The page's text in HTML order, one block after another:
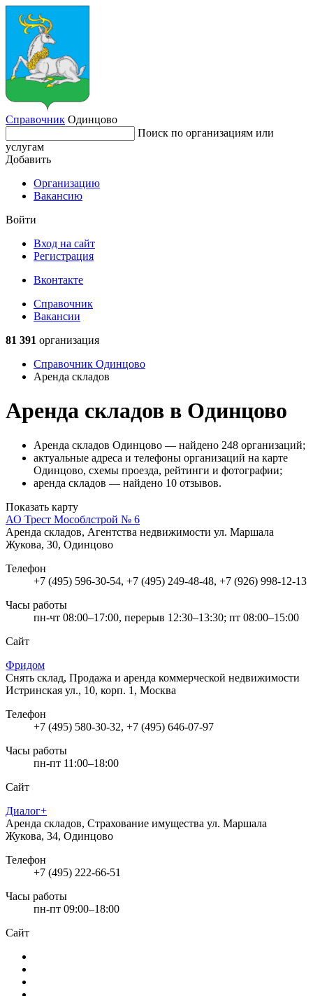
Справочник Одинцово
Поиск по организациям или
услугам
Добавить
Организацию
Вакансию
Войти
Вход на сайт
Регистрация
Вконтакте
Справочник
Вакансии
81 391 организация
Справочник Одинцово
Аренда складов
Аренда складов в Одинцово
Аренда складов Одинцово — найдено 248 организаций;
актуальные адреса и телефоны организаций на карте
Одинцово, схемы проезда, рейтинги и фотографии;
аренда складов — найдено 10 отзывов.
Показать карту
АО Трест Мособлстрой № 6
Аренда складов, Агентства недвижимости ул. Маршала
Жукова, 30, Одинцово
Телефон
+7 (495) 596-30-54, +7 (495) 249-48-48, +7 (926) 998-12-13
Часы работы
пн-чт 08:00–17:00, перерыв 12:30–13:30; пт 08:00–15:00
Сайт
Фридом
Снять склад, Продажа и аренда коммерческой недвижимости
Истринская ул., 10, корп. 1, Москва
Телефон
+7 (495) 580-30-32, +7 (495) 646-07-97
Часы работы
пн-пт 11:00–18:00
Сайт
Диалог+
Аренда складов, Страхование имущества ул. Маршала
Жукова, 34, Одинцово
Телефон
+7 (495) 222-66-51
Часы работы
пн-пт 09:00–18:00
Сайт